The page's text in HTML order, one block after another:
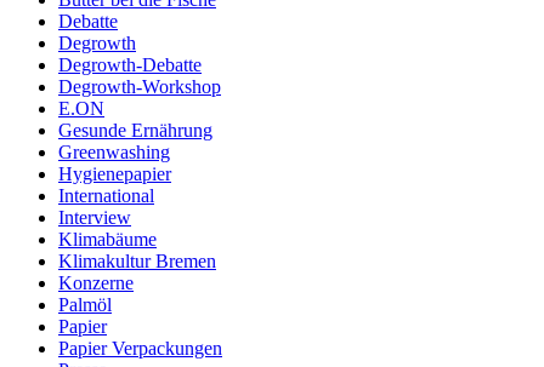
Debatte
Degrowth
Degrowth-Debatte
Degrowth-Workshop
E.ON
Gesunde Ernährung
Greenwashing
Hygienepapier
International
Interview
Klimabäume
Klimakultur Bremen
Konzerne
Palmöl
Papier
Papier Verpackungen